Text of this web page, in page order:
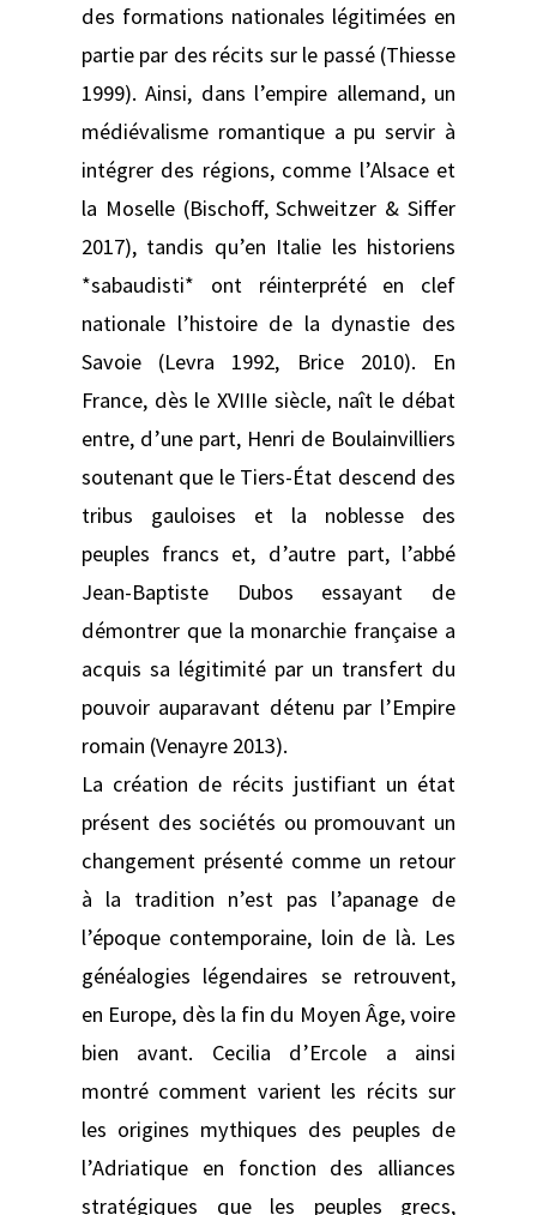
des formations nationales légitimées en
partie par des récits sur le passé (Thiesse
1999). Ainsi, dans l’empire allemand, un
médiévalisme romantique a pu servir à
intégrer des régions, comme l’Alsace et
la Moselle (Bischoff, Schweitzer & Siffer
2017), tandis qu’en Italie les historiens
*sabaudisti* ont réinterprété en clef
nationale l’histoire de la dynastie des
Savoie (Levra 1992, Brice 2010). En
France, dès le XVIIIe siècle, naît le débat
entre, d’une part, Henri de Boulainvilliers
soutenant que le Tiers-État descend des
tribus gauloises et la noblesse des
peuples francs et, d’autre part, l’abbé
Jean-Baptiste Dubos essayant de
démontrer que la monarchie française a
acquis sa légitimité par un transfert du
pouvoir auparavant détenu par l’Empire
romain (Venayre 2013).
La création de récits justifiant un état
présent des sociétés ou promouvant un
changement présenté comme un retour
à la tradition n’est pas l’apanage de
l’époque contemporaine, loin de là. Les
généalogies légendaires se retrouvent,
en Europe, dès la fin du Moyen Âge, voire
bien avant. Cecilia d’Ercole a ainsi
montré comment varient les récits sur
les origines mythiques des peuples de
l’Adriatique en fonction des alliances
stratégiques que les peuples grecs,